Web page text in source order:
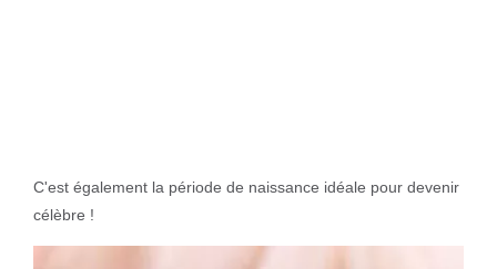
C'est également la période de naissance idéale pour devenir
célèbre !